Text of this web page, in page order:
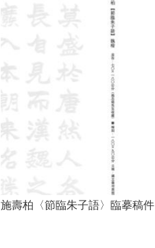
施壽柏〈節臨朱子語〉臨摹稿件